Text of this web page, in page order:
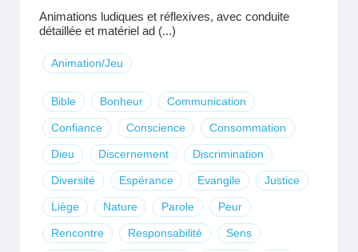
Animations ludiques et réflexives, avec conduite
détaillée et matériel ad (...)
Animation/Jeu
Bible Bonheur Communication
Confiance Conscience Consommation
Dieu Discernement Discrimination
Diversité Espérance Evangile Justice
Liège Nature Parole Peur
Rencontre Responsabilité Sens